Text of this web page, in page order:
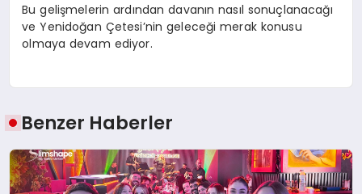
Bu gelişmelerin ardından davanın nasıl sonuçlanacağı
ve Yenidoğan Çetesi’nin geleceği merak konusu
olmaya devam ediyor.
Benzer Haberler